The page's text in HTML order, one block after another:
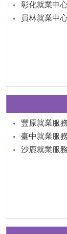
彰化就業中
員林就業中
豐原就業服
臺中就業服
沙鹿就業服